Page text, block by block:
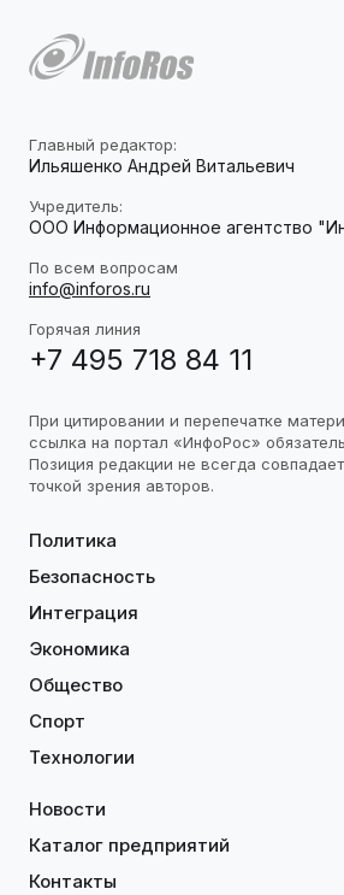
Главный редактор:
Ильяшенко Андрей Витальевич
Учредитель:
ООО Информационное агентство
По всем вопросам
info@inforos.ru
Горячая линия
+7 495 718 84 11
При цитировании и перепечатке
ссылка на портал «ИнфоРос»
Позиция редакции не всегда
точкой зрения авторов.
Политика
Безопасность
Интеграция
Экономика
Общество
Спорт
Технологии
Новости
Каталог предприятий
Контакты